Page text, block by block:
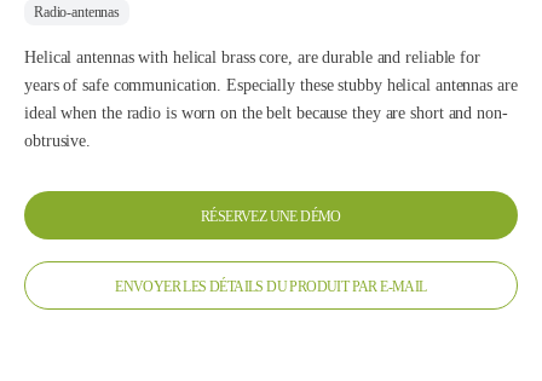
Radio-antennas
Helical antennas with helical brass core, are durable and reliable for
years of safe communication. Especially these stubby helical antennas are
ideal when the radio is worn on the belt because they are short and non-
obtrusive.
RÉSERVEZ UNE DÉMO
ENVOYER LES DÉTAILS DU PRODUIT PAR E-MAIL